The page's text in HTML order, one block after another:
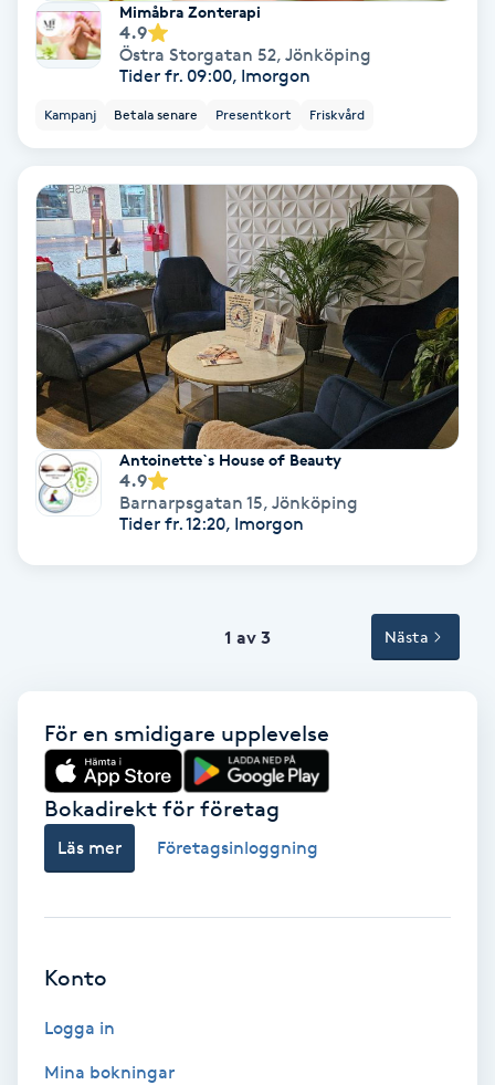
Träning
Vaccination
Vampyrbehandling
Vaxning
Vaxning brasiliansk
Veterinär
Vibrationsmassage
Yin Yoga
Yoga
Zonterapi
Mimåbra Zonterapi
4.9
Östra Storgatan 52, Jönköping
Tider fr. 09:00, Imorgon
Kampanj Betala senare Presentkort Friskvård
Antoinette`s House of Beauty
4.9
Barnarpsgatan 15, Jönköping
Tider fr. 12:20, Imorgon
1 av 3 Nästa
För en smidigare upplevelse
Bokadirekt för företag
Läs mer Företagsinloggning
Konto
Logga in
Mina bokningar